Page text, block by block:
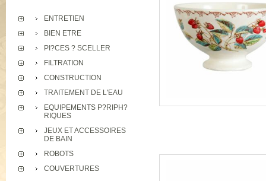
ENTRETIEN
BIEN ETRE
PI?CES ? SCELLER
FILTRATION
CONSTRUCTION
TRAITEMENT DE L'EAU
EQUIPEMENTS P?RIPH?
RIQUES
JEUX ET ACCESSOIRES
DE BAIN
ROBOTS
COUVERTURES